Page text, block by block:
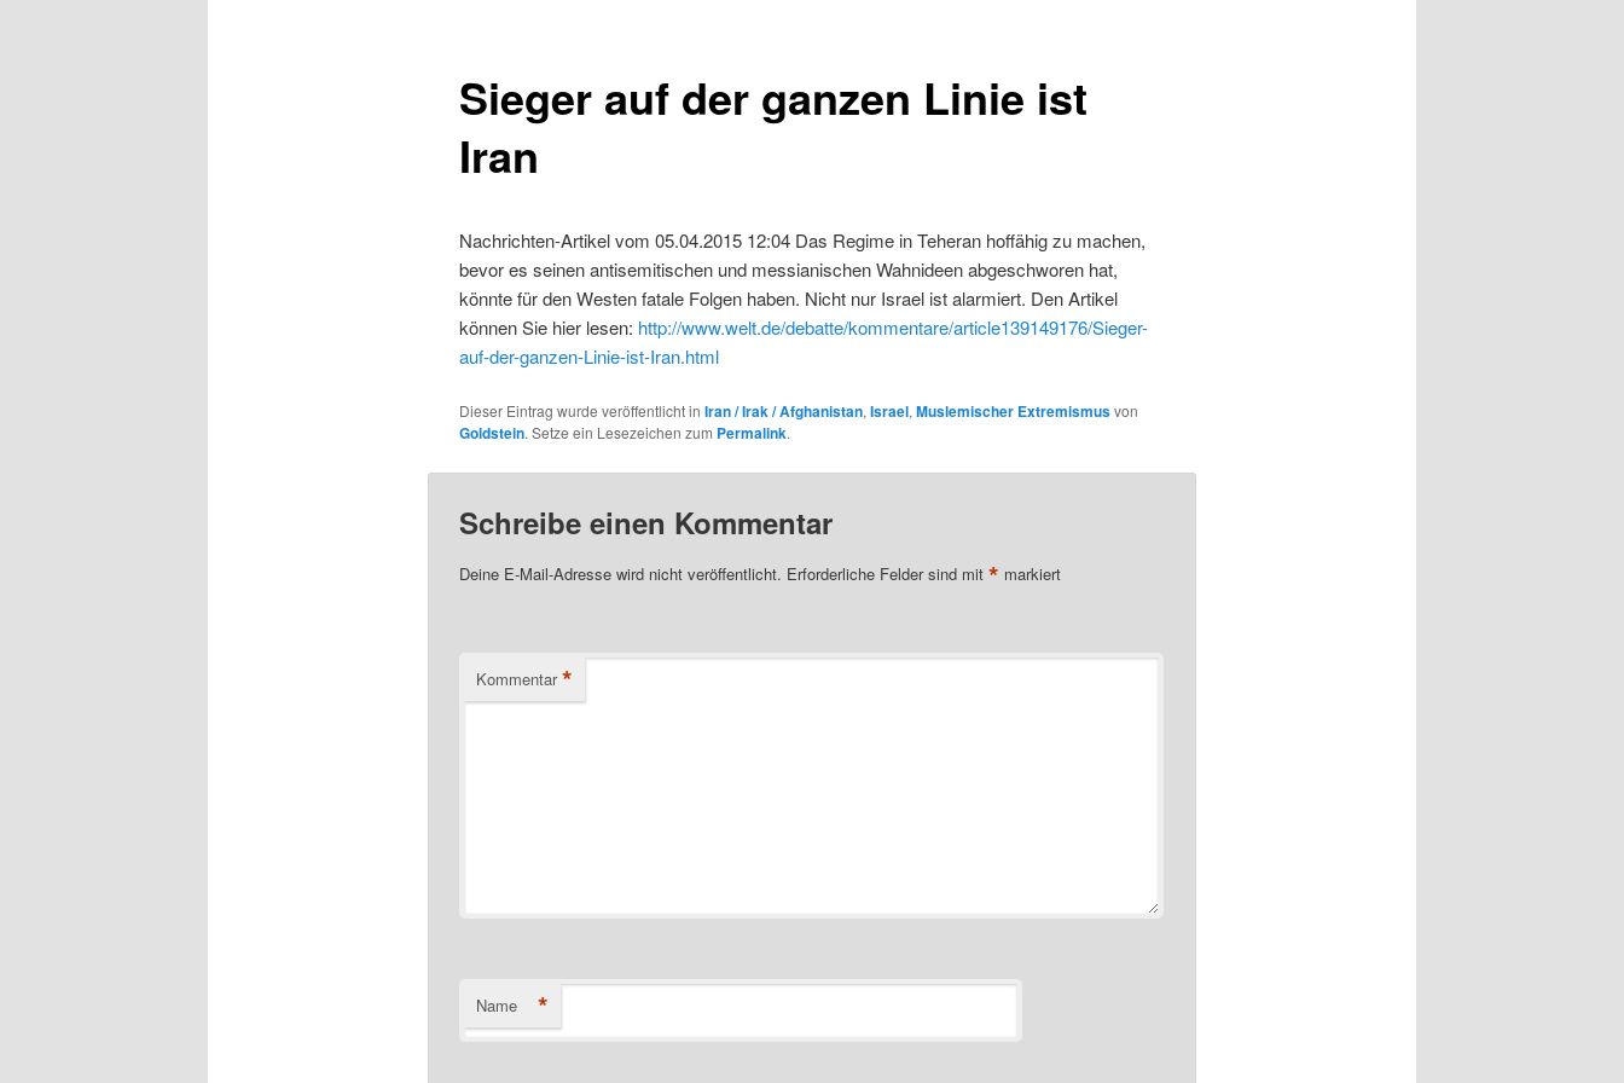
Sieger auf der ganzen Linie ist
Iran
Nachrichten-Artikel vom 05.04.2015 12:04 Das Regime in Teheran hoffähig zu machen,
bevor es seinen antisemitischen und messianischen Wahnideen abgeschworen hat,
könnte für den Westen fatale Folgen haben. Nicht nur Israel ist alarmiert. Den Artikel
können Sie hier lesen: http://www.welt.de/debatte/kommentare/article139149176/Sieger-
auf-der-ganzen-Linie-ist-Iran.html
Dieser Eintrag wurde veröffentlicht in Iran / Irak / Afghanistan, Israel, Muslemischer Extremismusvon
Goldstein. Setze ein Lesezeichen zum Permalink.
Schreibe einen Kommentar
Deine E-Mail-Adresse wird nicht veröffentlicht. Erforderliche Felder sind mit * markiert
Kommentar *
Name *